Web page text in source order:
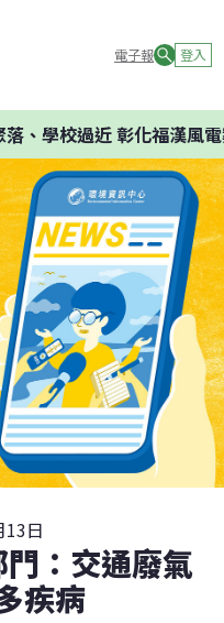
電子報 登入
、學校過近 彰化福漢風電
13日
：交通廢氣
疾病